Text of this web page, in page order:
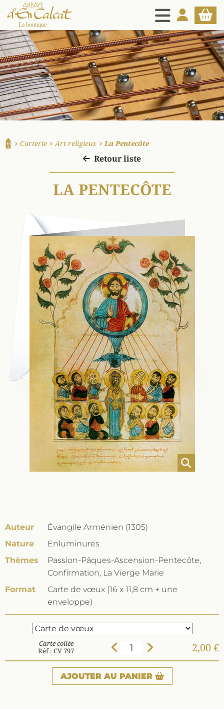
MENU
La boutique d'en Calcat
MON PANIER
Carterie Art religieux La Pentecôte
Retour liste
LA PENTECÔTE
Auteur
Évangile Arménien (1305)
Nature
Enluminures
Thèmes
Passion-Pâques-Ascension-Pentecôte,
Confirmation, La Vierge Marie
Format
Carte de vœux (16 x 11,8 cm + une
enveloppe)
Carte collée
Réf : CV 797
2,00 €
AJOUTER AU PANIER